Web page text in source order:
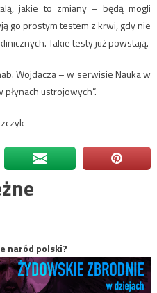
jakie to zmiany – będą mogli
go prostym testem z krwi, gdy nie
Takie testy już powstają.
Wojdacza – w serwisie Nauka w
płynach ustrojowych”.
naród polski?